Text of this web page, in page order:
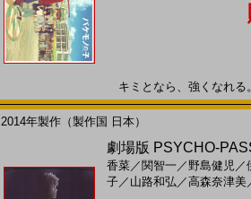
キミとなら、強くなれ
2014年製作（製作国 日本）
劇場版 PSYCHO-
香菜／ 関智一 ／ 野島健児／
子／ 山路和弘 ／高森奈津美